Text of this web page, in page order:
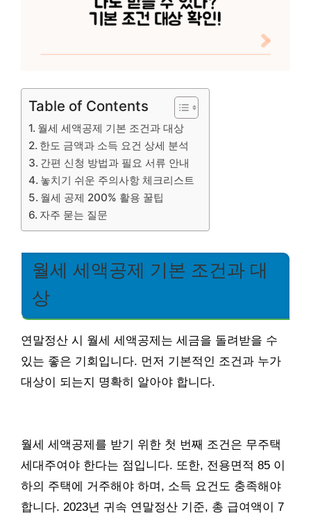
Table of Contents
월세 세액공제 기본 조건과 대상
한도 금액과 소득 요건 상세 분석
간편 신청 방법과 필요 서류 안내
놓치기 쉬운 주의사항 체크리스트
월세 공제 200% 활용 꿀팁
자주 묻는 질문
월세 세액공제 기본 조건과 대
상
연말정산 시 월세 세액공제는 세금을 돌려받을 수
있는 좋은 기회입니다. 먼저 기본적인 조건과 누가
대상이 되는지 명확히 알아야 합니다.
월세 세액공제를 받기 위한 첫 번째 조건은 무주택
세대주여야 한다는 점입니다. 또한, 전용면적 85 이
하의 주택에 거주해야 하며, 소득 요건도 충족해야
합니다. 2023년 귀속 연말정산 기준, 총 급여액이 7